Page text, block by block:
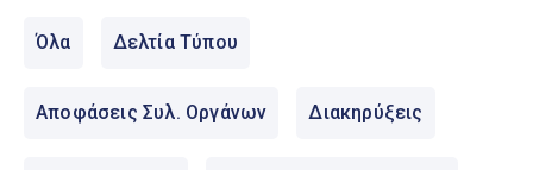
Επικοινωνία
Εθελοντών
Όλα Δελτία Τύπου
Αποφάσεις Συλ. Οργάνων Διακηρύξεις